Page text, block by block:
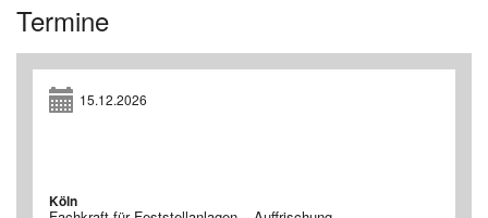
Termine
15.12.2026
Köln